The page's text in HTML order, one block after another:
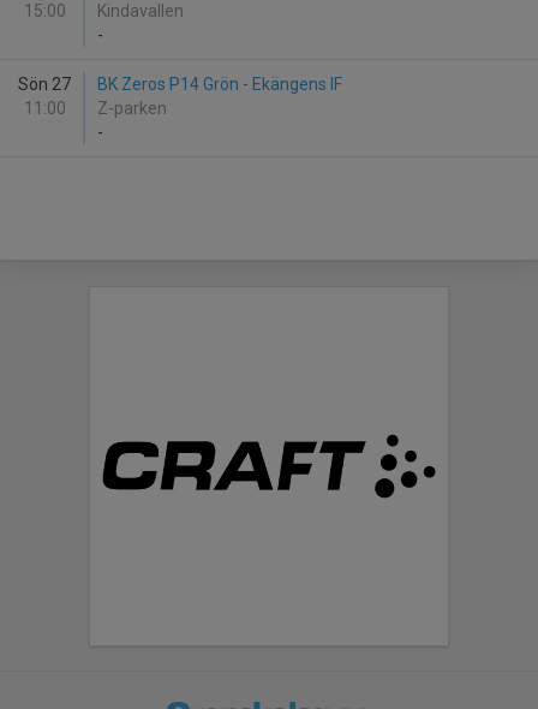
15:00
Kindavallen
-
Sön 27
11:00
BK Zeros P14 Grön - Ekängens IF
Z-parken
-